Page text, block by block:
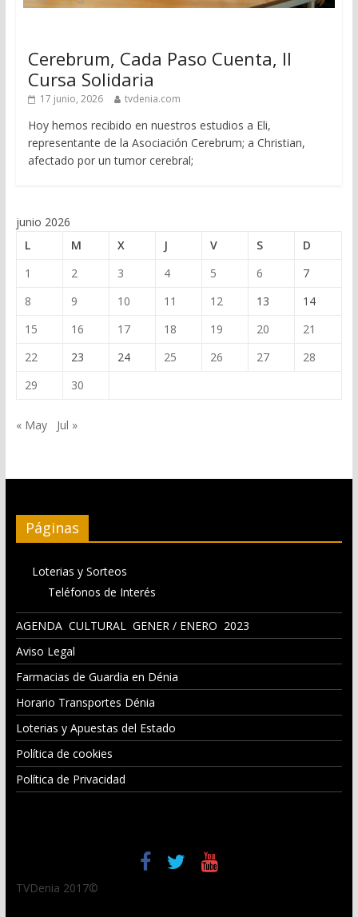
Cerebrum, Cada Paso Cuenta, II
Cursa Solidaria
17 junio, 2026 tvdenia.com
Hoy hemos recibido en nuestros estudios a Eli,
representante de la Asociación Cerebrum; a Christian,
afectado por un tumor cerebral;
junio 2026
L
M X J V S
D
1
2 3 4 5 6
7
8
9 10 11 12 13
14
15
16 17 18 19 20
21
22
23 24 25 26 27
28
29
30
« May Jul »
Páginas
Loterias y Sorteos
Teléfonos de Interés
AGENDA CULTURAL GENER / ENERO 2023
Aviso Legal
Farmacias de Guardia en Dénia
Horario Transportes Dénia
Loterias y Apuestas del Estado
Política de cookies
Política de Privacidad
TVDenia 2017©